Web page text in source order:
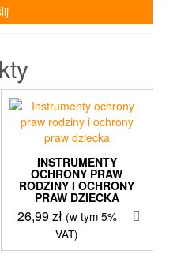
INSTRUMENTY
OCHRONY PRAW
RODZINY I OCHRONY
PRAW DZIECKA
26,99zł (w tym 5%
VAT)